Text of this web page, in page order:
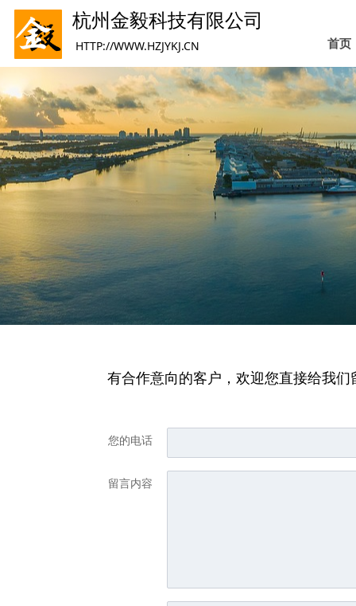
首页
杭州金毅科技有限公司
HTTP://WWW.HZJYKJ.CN
您的电话
留言内容
有合作意向的客户，欢迎您直接给我